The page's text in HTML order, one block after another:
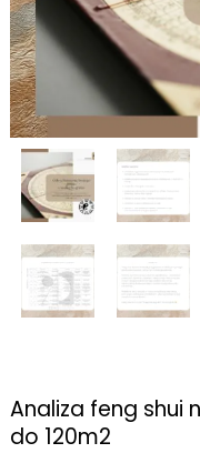
Analiza feng shui
do 120m2